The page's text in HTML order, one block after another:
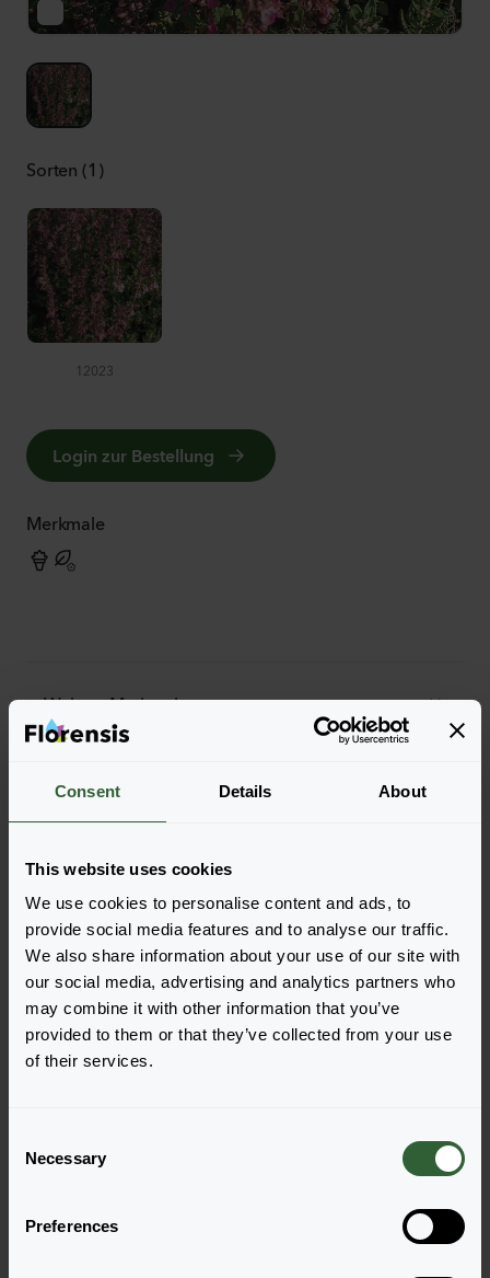
Consent Details About
This website uses cookies
We use cookies to personalise content and ads, to
provide social media features and to analyse our traffic.
We also share information about your use of our site with
our social media, advertising and analytics partners who
may combine it with other information that you’ve
provided to them or that they’ve collected from your use
of their services.
Necessary
Preferences
Sorten (1)
12023
Login zur Bestellung
Merkmale
Weitere Merkmale
Weitere Informationen
Bestellen Sie die
Legen Sie die Artikel ganz einfach in Ihren Warenkorb,
indem Sie auf eine Produktform der gewünschten
Sorten klicken. Sobald Sie die Artikel hinzugefügt
haben, wird Ihr Warenkorb unten angezeigt.
Alle Verfügbarkeiten anzeigen